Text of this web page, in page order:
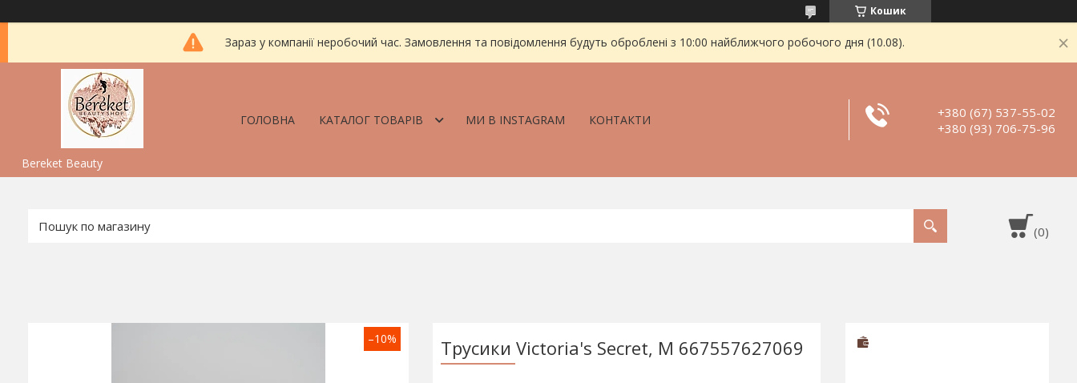
Кошик
Зараз у компанії неробочий час. Замовлення та повідомлення будуть оброблені з 10:00 найближчого робочого дня (10.08).
Bereket Beauty
ГОЛОВНА КАТАЛОГ ТОВАРІВ МИ В INSTAGRAM КОНТАКТИ
+380 (67) 537-55-02
+380 (93) 706-75-96
–10% Трусики Victoria's Secret, M 667557627069